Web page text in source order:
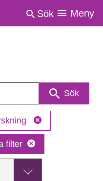
Sök Meny
Sök
filter